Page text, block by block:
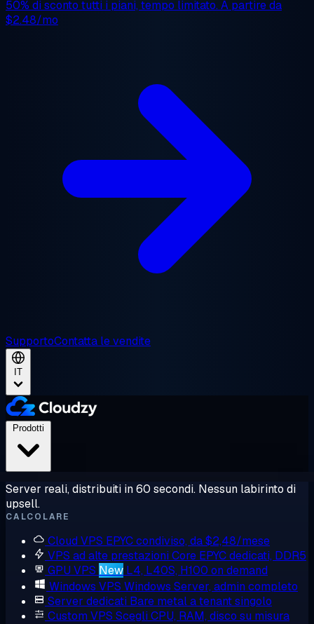
50% di sconto tutti i piani, tempo limitato. A partire da
$2.48/mo
SupportoContatta le vendite
IT
Server reali, distribuiti in 60 secondi. Nessun labirinto di
upsell.
CALCOLARE
Cloud VPS EPYC condiviso, da $2,48/mese
VPS ad alte prestazioni Core EPYC dedicati, DDR5
GPU VPS New L4, L40S, H100 on demand
Windows VPS Windows Server, admin completo
Server dedicati Bare metal a tenant singolo
Custom VPS Scegli CPU, RAM, disco su misura